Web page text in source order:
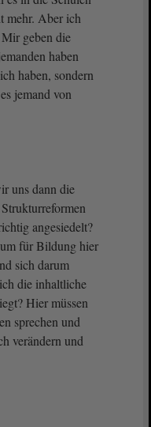
mehr. Aber ich
geben die
haben
haben, sondern
jemand von
uns dann die
angesiedelt?
für Bildung hier
sich darum
die inhaltliche
Hier müssen
sprechen und
verändern und